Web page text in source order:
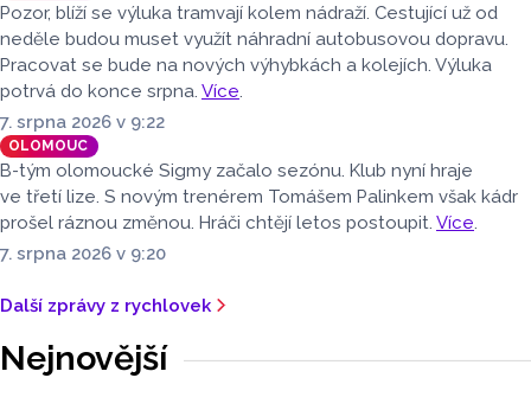
Pozor, blíží se výluka tramvají kolem nádraží. Cestující už od
neděle budou muset využít náhradní autobusovou dopravu.
Pracovat se bude na nových výhybkách a kolejích. Výluka
potrvá do konce srpna. Více
7. srpna 2026 v 9:22
OLOMOUC
B-tým olomoucké Sigmy začalo sezónu. Klub nyní hraje
ve třetí lize. S novým trenérem Tomášem Palinkem však kádr
prošel ráznou změnou. Hráči chtějí letos postoupit. Více.
7. srpna 2026 v 9:20
Další zprávy z rychlovek
Nejnovější